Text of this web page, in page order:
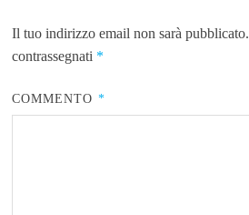
Il tuo indirizzo email non sarà pubblicato.
contrassegnati *
COMMENTO *